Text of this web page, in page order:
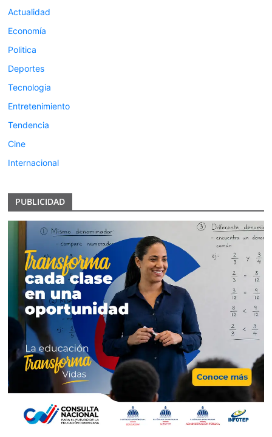
Actualidad
Economía
Politica
Deportes
Tecnologia
Entretenimiento
Tendencia
Cine
Internacional
PUBLICIDAD